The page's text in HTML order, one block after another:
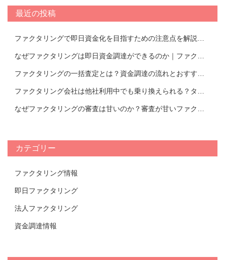
最近の投稿
カテゴリー
ファクタリング情報
即日ファクタリング
法人ファクタリング
資金調達情報